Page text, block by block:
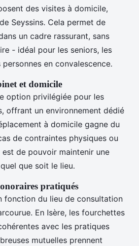
des visites à domicile,
Seyssins. Cela permet de
un cadre rassurant, sans
- idéal pour les seniors, les
en convalescence.
et domicile
option privilégiée pour les
offrant un environnement dédié
à domicile gagne du
de contraintes physiques ou
est de pouvoir maintenir une
que soit le lieu.
pratiqués
fonction du lieu de consultation
En Isère, les fourchettes
avec les pratiques
mutuelles prennent